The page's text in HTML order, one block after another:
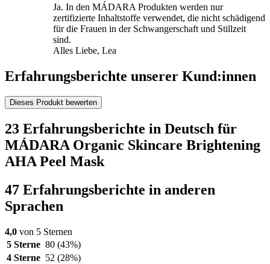
Ja. In den MÁDARA Produkten werden nur
zertifizierte Inhaltstoffe verwendet, die nicht schädigend
für die Frauen in der Schwangerschaft und Stillzeit
sind.
Alles Liebe, Lea
Erfahrungsberichte unserer Kund:innen
Dieses Produkt bewerten
23 Erfahrungsberichte in Deutsch für
MÁDARA Organic Skincare Brightening
AHA Peel Mask
47 Erfahrungsberichte in anderen
Sprachen
4,0 von 5 Sternen
5 Sterne 80 (43%)
4 Sterne 52 (28%)